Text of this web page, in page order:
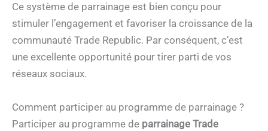
Ce système de parrainage est bien conçu pour
stimuler l’engagement et favoriser la croissance de la
communauté Trade Republic. Par conséquent, c’est
une excellente opportunité pour tirer parti de vos
réseaux sociaux.
Comment participer au programme de parrainage ?
Participer au programme de parrainage Trade